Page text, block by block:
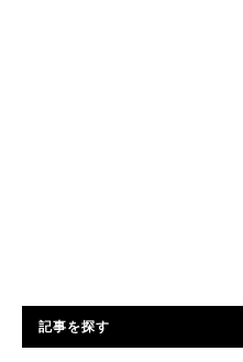
記事を探す